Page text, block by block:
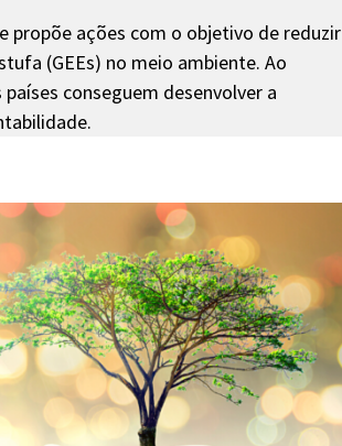
propõe ações com o objetivo de reduzir
(GEEs) no meio ambiente. Ao
conseguem desenvolver a